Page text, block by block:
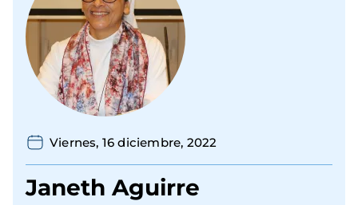
Viernes, 16 diciembre, 2022
Janeth Aguirre